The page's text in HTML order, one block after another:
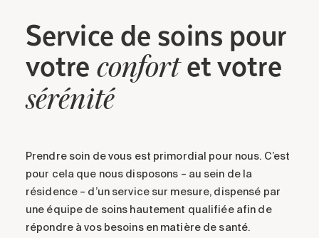
Servicede soinspour
votre confortet votre
sérénité
Prendre soin de vous est primordial pour nous. C’est
pour cela que nous disposons – au sein de la
résidence – d’un service sur mesure, dispensé par
une équipe de soins hautement qualifiée afin de
répondre àvos besoinsen matière de santé.